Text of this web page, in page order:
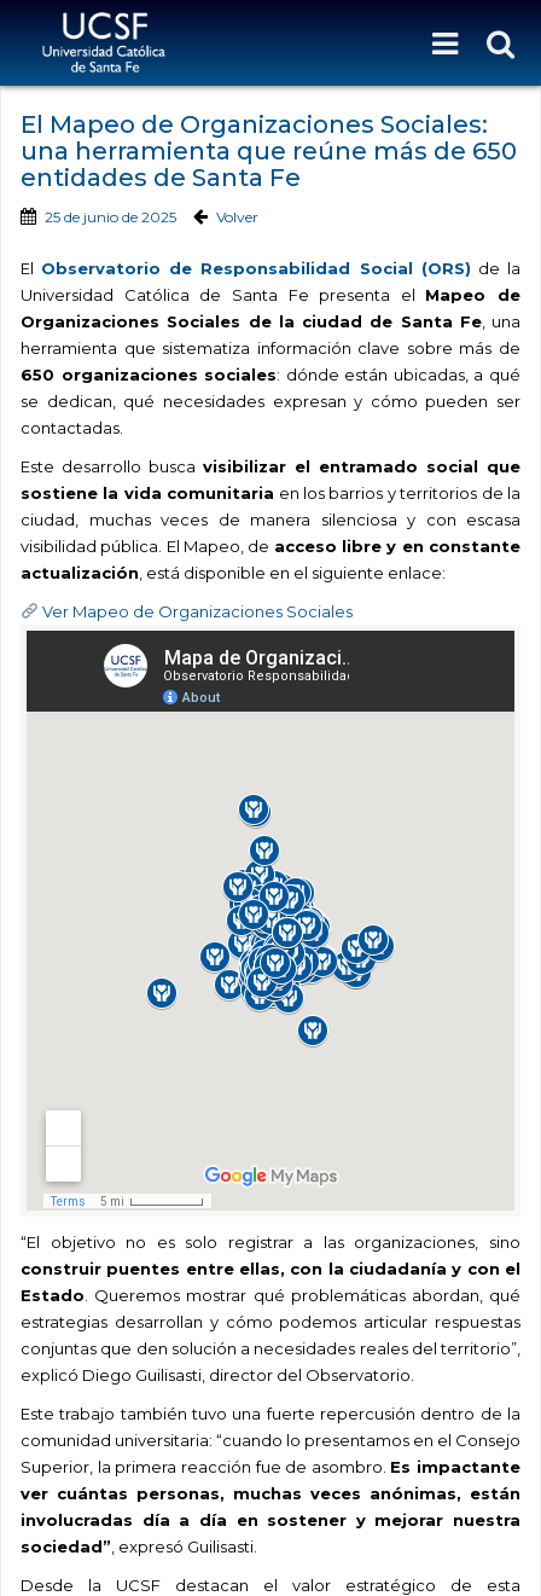
El Mapeo de Organizaciones Sociales:
una herramienta que reúne más de 650
entidades de Santa Fe
25 de junio de 2025 Volver
El Observatorio de Responsabilidad Social (ORS) de la
Universidad Católica de Santa Fe presenta el Mapeo de
Organizaciones Sociales de la ciudad de Santa Fe, una
herramienta que sistematiza información clave sobre más de
650 organizaciones sociales: dónde están ubicadas, a qué
se dedican, qué necesidades expresan y cómo pueden ser
contactadas.
Este desarrollo busca visibilizar el entramado social que
sostiene la vida comunitaria en los barrios y territorios de la
ciudad, muchas veces de manera silenciosa y con escasa
visibilidad pública. El Mapeo, de acceso libre y en constante
actualización , está disponible en el siguiente enlace:
Ver Mapeo de Organizaciones Sociales
“El objetivo no es solo registrar a las organizaciones, sino
construir puentes entre ellas, con la ciudadanía y con el
Estado . Queremos mostrar qué problemáticas abordan, qué
estrategias desarrollan y cómo podemos articular respuestas
conjuntas que den solución a necesidades reales del territorio”,
explicó Diego Guilisasti , director del Observatorio.
Este trabajo también tuvo una fuerte repercusión dentro de la
comunidad universitaria: “cuando lo presentamos en el Consejo
Superior, la primera reacción fue de asombro. Es impactante
ver cuántas personas, muchas veces anónimas, están
involucradas día a día en sostener y mejorar nuestra
sociedad” , expresó Guilisasti.
Desde la UCSF destacan el valor estratégico de esta